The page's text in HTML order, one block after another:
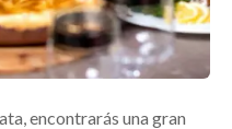
encontrarás una gran